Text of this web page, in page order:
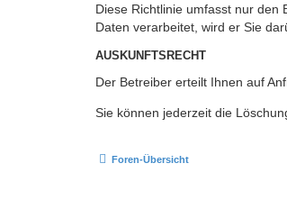
Diese Richtlinie umfasst nur den
Daten verarbeitet, wird er Sie
AUSKUNFTSRECHT
Der Betreiber erteilt Ihnen auf
Sie können jederzeit die
Foren-Übersicht